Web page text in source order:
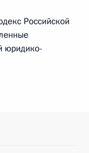
Российской
юридико-